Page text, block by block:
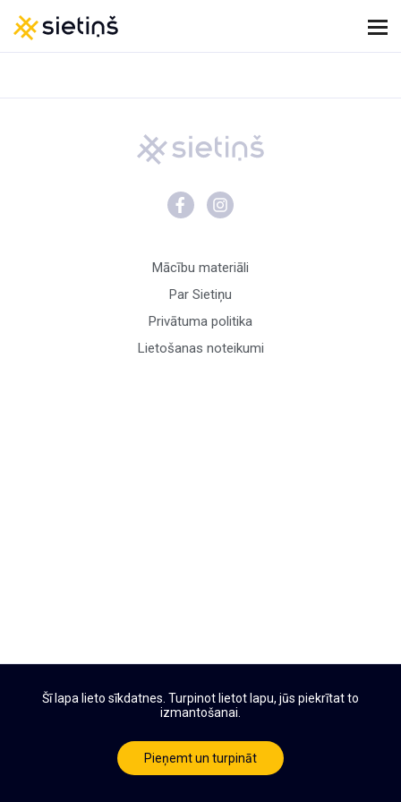
Šī lapa lieto sīkdatnes. Turpinot lietot lapu, jūs piekrītat to
izmantošanai.
Pieņemt un turpināt
Mācību materiāli
Par Sietiņu
Privātuma politika
Lietošanas noteikumi